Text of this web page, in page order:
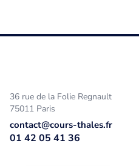
36 rue de la Folie Regnault
75011 Paris
contact@cours-thales.fr
01 42 05 41 36